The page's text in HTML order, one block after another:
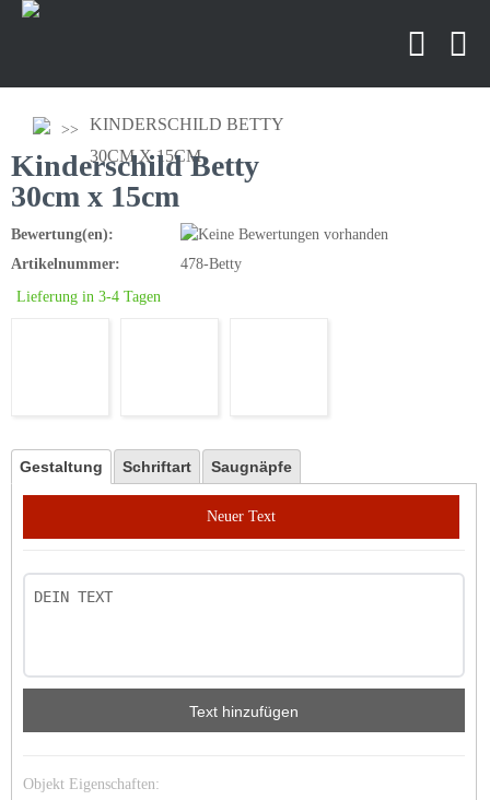
KINDERSCHILD BETTY
30CM X 15CM
Kinderschild Betty
30cm x 15cm
Bewertung(en):
Artikelnummer:
478-Betty
Lieferung in 3-4 Tagen
Gestaltung Schriftart Saugnäpfe
Neuer Text
Text hinzufügen
Objekt Eigenschaften: